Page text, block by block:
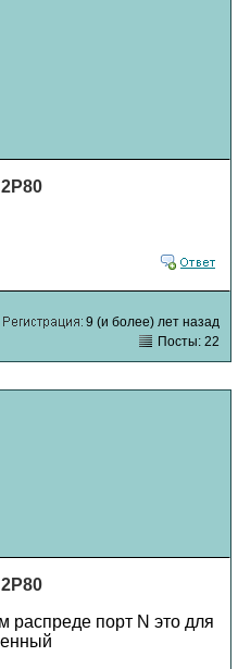
9 (и более) лет назад
Посты: 22
распреде порт N это для